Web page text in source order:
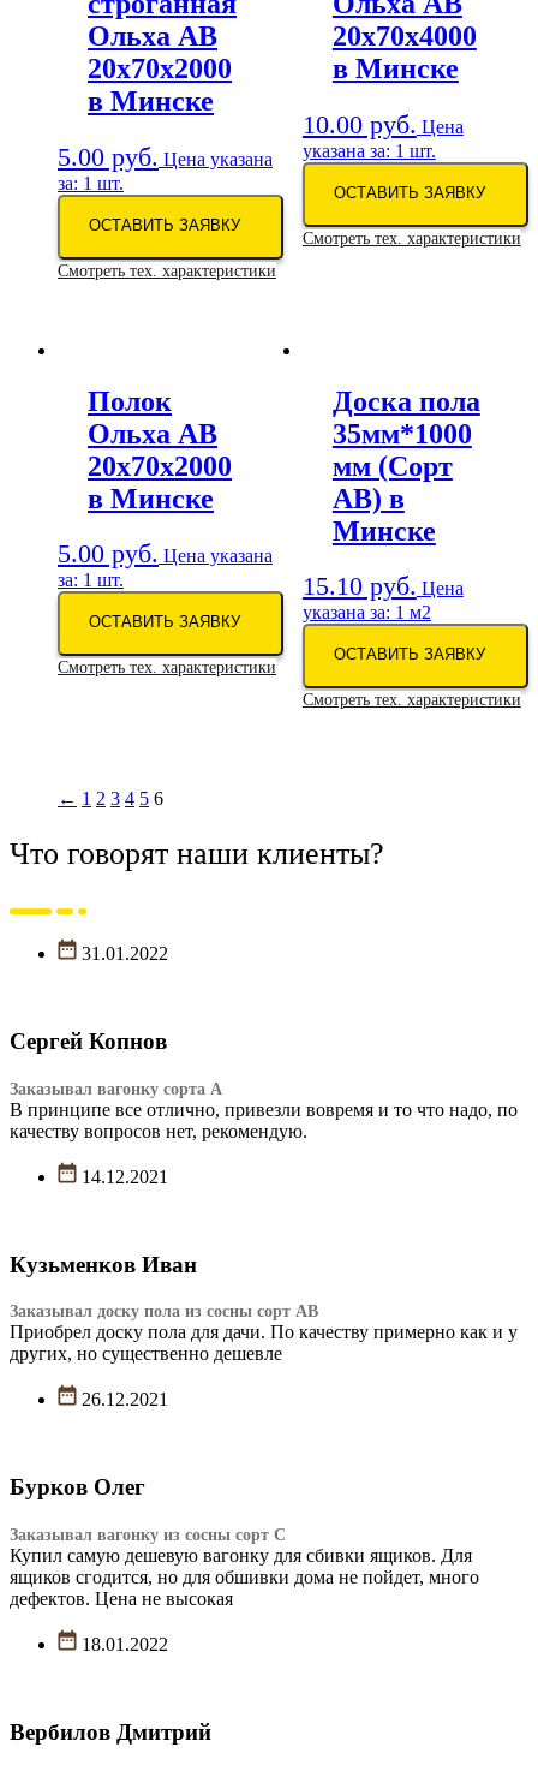
Ольха АВ
20х70х2000
в Минске
5.00 руб. Цена указана
за: 1 шт.
ОСТАВИТЬ ЗАЯВКУ
Смотреть тех. характеристики
20х70х4000
в Минске
10.00руб. Цена
указана за: 1 шт.
ОСТАВИТЬ ЗАЯВКУ
Смотреть тех. характеристики
Полок
Ольха АВ
20х70х2000
в Минске
5.00 руб. Цена указана
за: 1 шт.
ОСТАВИТЬ ЗАЯВКУ
Смотреть тех. характеристики
Доска пола
35мм*1000
мм (Сорт
АВ) в
Минске
15.10руб. Цена
указана за: 1 м2
ОСТАВИТЬ ЗАЯВКУ
Смотреть тех. характеристики
← 1 2 3 4 5 6
Что говорят наши клиенты?
31.01.2022
Сергей Копнов
Заказывал вагонку сорта А
В принципе все отлично, привезли вовремя и то что надо, по
качеству вопросов нет, рекомендую.
14.12.2021
Кузьменков Иван
Заказывал доску пола из сосны сорт АВ
Приобрел доску пола для дачи. По качеству примерно как и у
других, но существенно дешевле
26.12.2021
Бурков Олег
Заказывал вагонку из сосны сорт С
Купил самую дешевую вагонку для сбивки ящиков. Для
ящиков сгодится, но для обшивки дома не пойдет, много
дефектов. Цена не высокая
18.01.2022
Вербилов Дмитрий